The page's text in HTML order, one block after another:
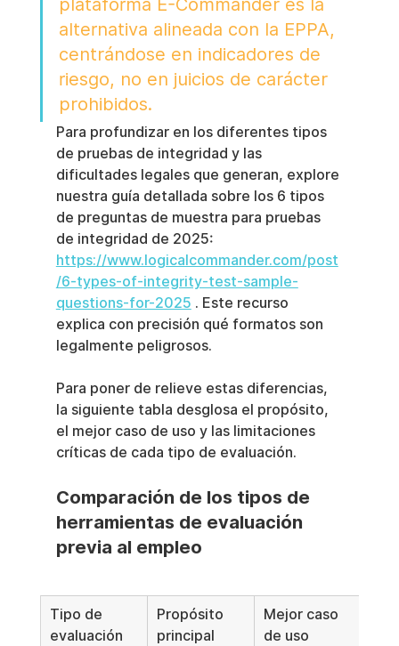
plataforma E-Commander es la
alternativa alineada con la EPPA,
centrándose en indicadores de
riesgo, no en juicios de carácter
prohibidos.
Para profundizar en los diferentes tipos
de pruebas de integridad y las
dificultades legales que generan, explore
nuestra guía detallada sobre los 6 tipos
de preguntas de muestra para pruebas
de integridad de 2025:
https://www.logicalcommander.com/post
/6-types-of-integrity-test-sample-
questions-for-2025 . Este recurso
explica con precisión qué formatos son
legalmente peligrosos.
Para poner de relieve estas diferencias,
la siguiente tabla desglosa el propósito,
el mejor caso de uso y las limitaciones
críticas de cada tipo de evaluación.
Comparación de los tipos de
herramientas de evaluación
previa al empleo
Tipo de
evaluación
Propósito
principal
Mejor caso
de uso